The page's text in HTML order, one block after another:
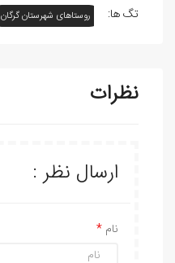
تگ ها: روستاهای شهرستان گرگان
نظرات
ارسال نظر :
نام